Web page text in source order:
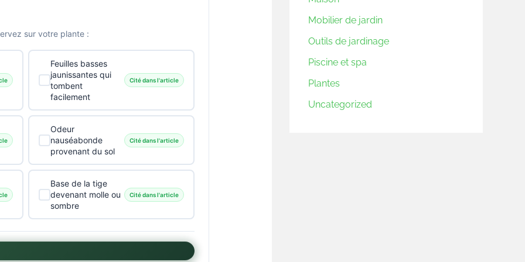
sur votre plante :
Feuilles basses
jaunissantes qui
tombent
facilement
Cité dans l'article
Odeur
nauséabonde
provenant du sol
Cité dans l'article
Base de la tige
devenant molle ou
sombre
Cité dans l'article
Mobilier de jardin
Outils de jardinage
Piscine et spa
Plantes
Uncategorized